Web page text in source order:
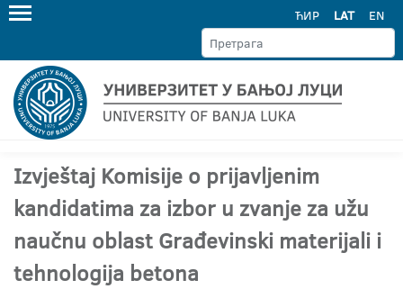
ЋИР LAT EN
Izvještaj Komisije o prijavljenim
kandidatima za izbor u zvanje za užu
naučnu oblast Građevinski materijali i
tehnologija betona